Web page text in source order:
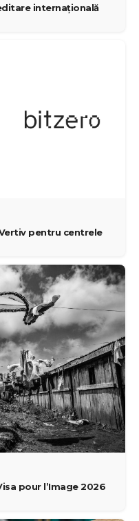
internațională
pentru centrele
pour l’Image 2026